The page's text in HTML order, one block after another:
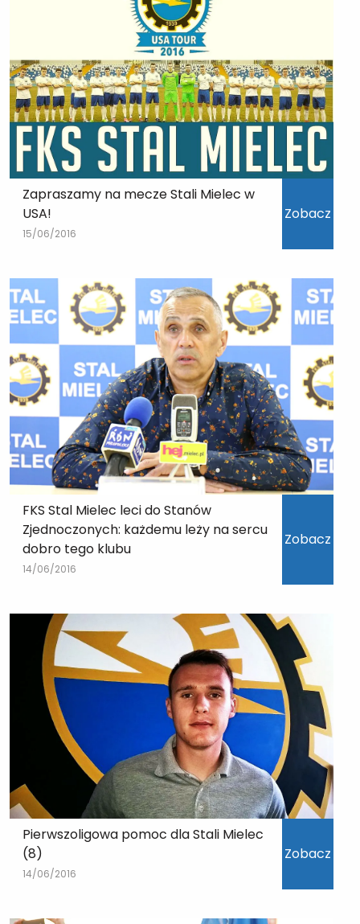
Zapraszamy na mecze Stali Mielec w
USA!
15/06/2016
Zobacz
FKS Stal Mielec leci do Stanów
Zjednoczonych: każdemu leży na sercu
dobro tego klubu
14/06/2016
Zobacz
Pierwszoligowa pomoc dla Stali Mielec
(8)
14/06/2016
Zobacz